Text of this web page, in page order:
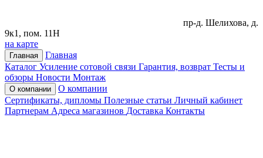
пр-д. Шелихова, д.
9к1, пом. 11Н
на карте
Главная
Главная
Каталог Усиление сотовой связи Гарантия, возврат Тесты и
обзоры Новости Монтаж
О компании
О компании
Сертификаты, дипломы Полезные статьи Личный кабинет
Партнерам Адреса магазинов Доставка Контакты